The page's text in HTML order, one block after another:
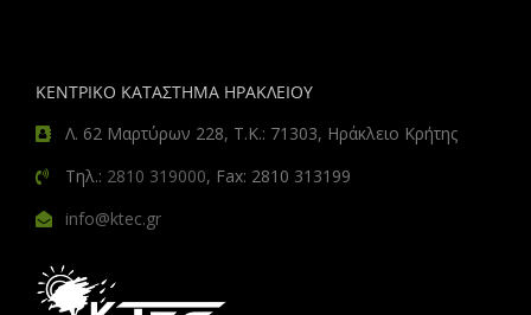
ΚΕΝΤΡΙΚΟ ΚΑΤΑΣΤΗΜΑ ΗΡΑΚΛΕΙΟΥ
Λ. 62 Μαρτύρων 228, Τ.Κ.: 71303, Ηράκλειο Κρήτης
Τηλ.: 2810 319000, Fax: 2810 313199
info@ktec.gr